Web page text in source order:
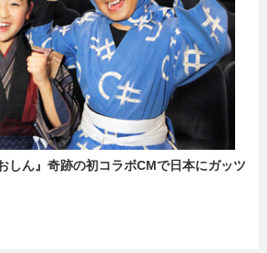
しん』奇跡の初コラボCMで日本にガッツ